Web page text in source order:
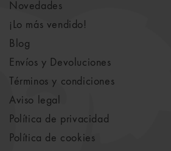
Novedades
¡Lo más vendido!
Blog
Envíos y Devoluciones
Términos y condiciones
Aviso legal
Política de privacidad
Política de cookies